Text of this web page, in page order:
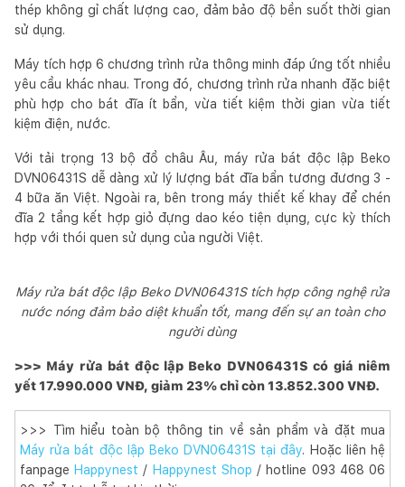
thép không gỉ chất lượng cao, đảm bảo độ bền suốt thời gian
sử dụng.
Máy tích hợp 6 chương trình rửa thông minh đáp ứng tốt nhiều
yêu cầu khác nhau. Trong đó, chương trình rửa nhanh đặc biệt
phù hợp cho bát đĩa ít bẩn, vừa tiết kiệm thời gian vừa tiết
kiệm điện, nước.
Với tải trọng 13 bộ đồ châu Âu, máy rửa bát độc lập Beko
DVN06431S dễ dàng xử lý lượng bát đĩa bẩn tương đương 3 -
4 bữa ăn Việt. Ngoài ra, bên trong máy thiết kế khay để chén
đĩa 2 tầng kết hợp giỏ đựng dao kéo tiện dụng, cực kỳ thích
hợp với thói quen sử dụng của người Việt.
Máy rửa bát độc lập Beko DVN06431S tích hợp công nghệ rửa
nước nóng đảm bảo diệt khuẩn tốt, mang đến sự an toàn cho
người dùng
>>> Máy rửa bát độc lập Beko DVN06431S có giá niêm
yết 17.990.000 VNĐ, giảm 23% chỉ còn 13.852.300 VNĐ.
>>> Tìm hiểu toàn bộ thông tin về sản phẩm và đặt mua
Máy rửa bát độc lập Beko DVN06431S tại đây. Hoặc liên hệ
fanpage Happynest / Happynest Shop / hotline 093 468 06